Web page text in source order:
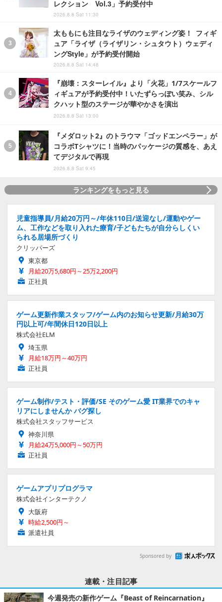
レクション Vol.3」予約受付中
2026.8.8 Sat 11:30
太ももにも注目なライザのウェディング姿！ フィギ
ュア「ライザ（ライザリン・シュタウト）ウェディ
ングStyle」が予約受付開始
2026.8.8 Sat 14:48
『崩壊：スターレイル』より「火花」1/7スケールフ
ィギュアが予約受付中！いたずらっぽい笑み、シル
クハット型のステージが華やかさを演出
2026.8.8 Sat 13:00
『メダロット2』のトラウマ「ゴッドエンペラー」が
コラボTシャツに！当時のパッケージの質感を、あえ
てデジタルで再現
2026.8.8 Sat 9:45
ランキングをもっと見る
児童指導員/月給20万円～/年休110日/送迎なし/運動やゲー
ム、工作などを取り入れた療育/子どもたちが自分らしくい
られる居場所づくり
クリッパーズ
東京都
月給20万5,680円～25万2,200円
正社員
ゲーム更新作業スタッフ/ゲーム内のお知らせ更新/月給30万
円以上可/年間休日120日以上
株式会社ELM
埼玉県
月給18万円～40万円
正社員
ゲーム制作/テスト・評価/SE そのゲーム愛 IT業界でのキャ
リアにしませんか バグ探し
株式会社スタッフサービス
神奈川県
月給24万5,000円～50万円
正社員
ゲームアプリプログラマ
株式会社インターテクノ
大阪府
時給2,500円～
派遣社員
Sponsored by
連載・注目記事
今週発売の新作ゲーム『Beast of Reincarnation』